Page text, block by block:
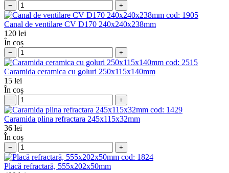
− +
cod: 1905
Canal de ventilare CV D170 240х240х238mm
120 lei
În coș
− +
cod: 2515
Caramida ceramica cu goluri 250x115x140mm
15 lei
În coș
− +
cod: 1429
Caramida plina refractara 245x115x32mm
36 lei
În coș
− +
cod: 1824
Placă refractară, 555x202x50mm